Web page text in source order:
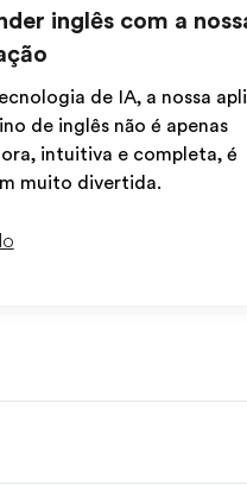
inglês com a
de IA, a nossa
de inglês não é apenas
intuitiva e completa, é
muito divertida.